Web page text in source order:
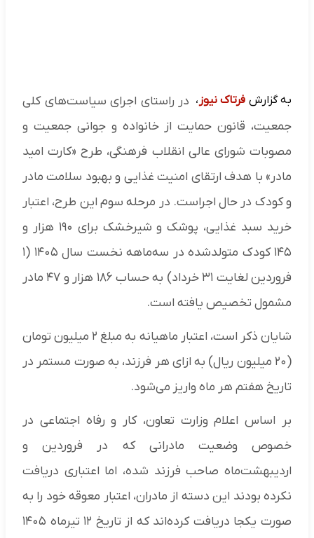
به گزارش فرتاک نیوز ، در راستای اجرای سیاست‌های کلی
جمعیت، قانون حمایت از خانواده و جوانی جمعیت و
مصوبات شورای عالی انقلاب فرهنگی، طرح «کارت امید
مادر» با هدف ارتقای امنیت غذایی و بهبود سلامت مادر
و کودک در حال اجراست. در مرحله سوم این طرح، اعتبار
خرید سبد غذایی، پوشک و شیرخشک برای ۱۹۰ هزار و
۱۴۵ کودک متولدشده در سه‌ماهه نخست سال ۱۴۰۵ (۱
فروردین لغایت ۳۱ خرداد) به حساب ۱۸۶ هزار و ۴۷ مادر
مشمول تخصیص یافته است.
شایان ذکر است، اعتبار ماهیانه به مبلغ ۲ میلیون تومان
(۲۰ میلیون ریال) به ازای هر فرزند، به صورت مستمر در
تاریخ هفتم هر ماه واریز می‌شود.
بر اساس اعلام وزارت تعاون، کار و رفاه اجتماعی در
خصوص وضعیت مادرانی که در فروردین و
اردیبهشت‌ماه صاحب فرزند شده، اما اعتباری دریافت
نکرده بودند این دسته از مادران، اعتبار معوقه خود را به
صورت یکجا دریافت کرده‌اند که از تاریخ ۱۲ تیرماه ۱۴۰۵